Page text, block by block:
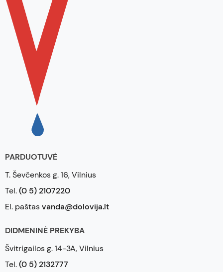
PARDUOTUVĖ
T. Ševčenkos g. 16, Vilnius
Tel.(0 5) 2107220
El. paštasvanda@dolovija.lt
DIDMENINĖ PREKYBA
Švitrigailos g. 14-3A, Vilnius
Tel.(0 5) 2132777